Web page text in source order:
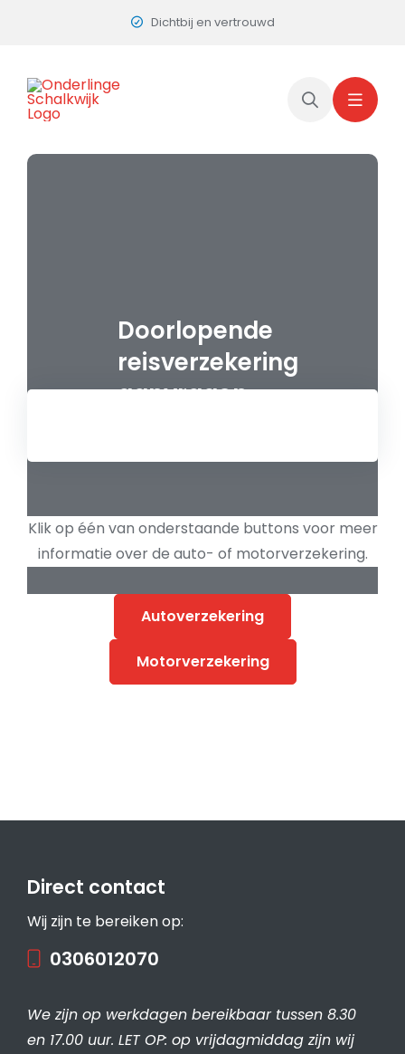
Dichtbij en vertrouwd
Doorlopende
reisverzekering
aanvragen
Klik op één van onderstaande buttons voor meer
informatie over de auto- of motorverzekering.
Autoverzekering
Motorverzekering
Direct contact
Wij zijn te bereiken op:
0306012070
We zijn op werkdagen bereikbaar tussen 8.30
en 17.00 uur. LET OP: op vrijdagmiddag zijn wij